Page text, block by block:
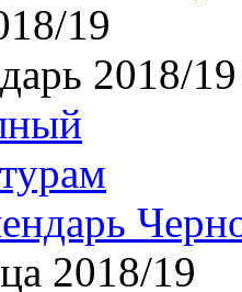
19
2018/19
2018/19